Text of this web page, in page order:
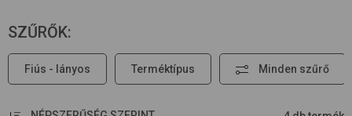
SZŰRŐK:
Fiús - lányos Terméktípus Minden szűrő